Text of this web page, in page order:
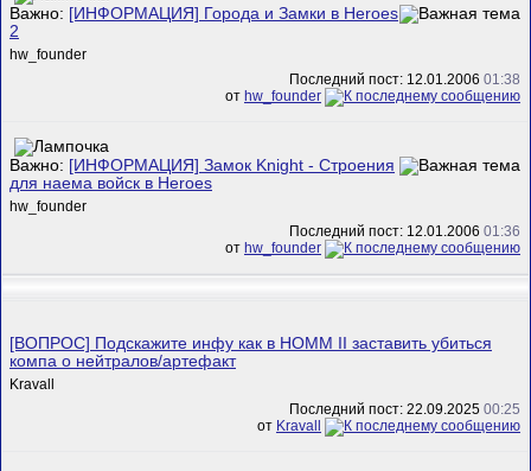
Важно: [ИНФОРМАЦИЯ] Города и Замки в Heroes
2
hw_founder
Последний пост: 12.01.2006 01:38
от hw_founder
Важно: [ИНФОРМАЦИЯ] Замок Knight - Строения
для наема войск в Heroes
hw_founder
Последний пост: 12.01.2006 01:36
от hw_founder
[ВОПРОС] Подскажите инфу как в HOMM II заставить убиться
компа о нейтралов/артефакт
Kravall
Последний пост: 22.09.2025 00:25
от Kravall